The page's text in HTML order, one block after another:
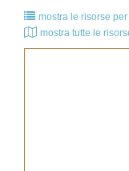
mostra le risorse
mostra tutte le